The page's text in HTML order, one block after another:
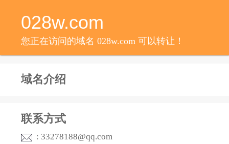
028w.com
您正在访问的域名 028w.com 可以转让！
域名介绍
联系方式
: 33278188@qq.com